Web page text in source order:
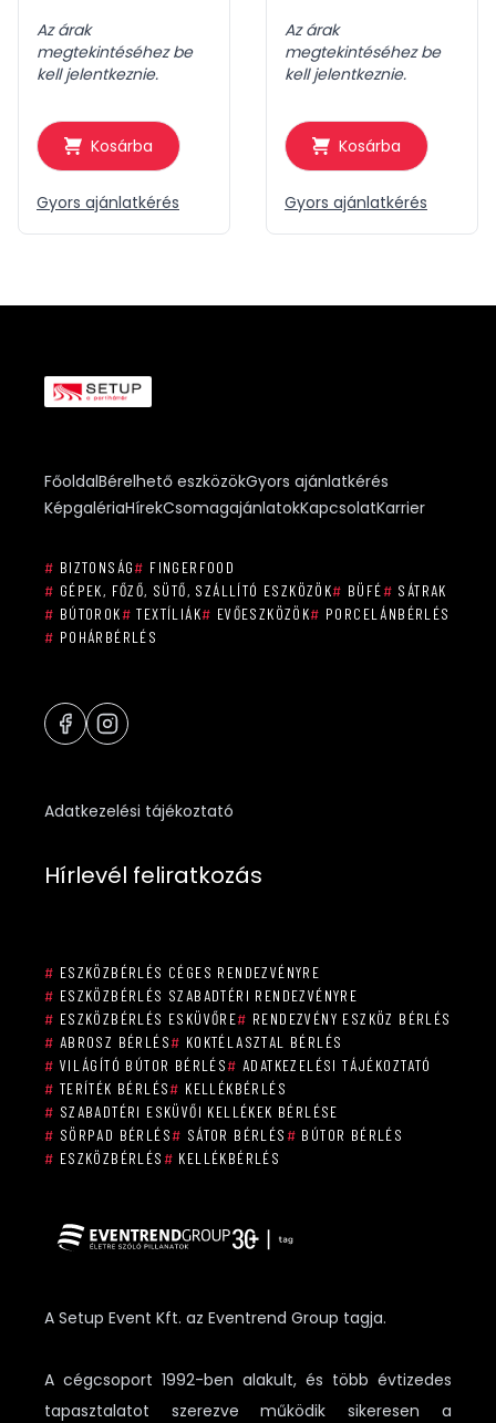
Az árak
megtekintéséhez be
kell jelentkeznie.
Kosárba
Gyors ajánlatkérés
Az árak
megtekintéséhez be
kell jelentkeznie.
Kosárba
Gyors ajánlatkérés
FőoldalBérelhető eszközökGyors ajánlatkérés
KépgalériaHírekCsomagajánlatokKapcsolatKarrier
# BIZTONSÁG# FINGERFOOD
# GÉPEK, FŐZŐ, SÜTŐ, SZÁLLÍTÓ ESZKÖZÖK# BÜFÉ# SÁTRAK
# BÚTOROK# TEXTÍLIÁK# EVŐESZKÖZÖK# PORCELÁNBÉRLÉS
# POHÁRBÉRLÉS
Adatkezelési tájékoztató
Hírlevél feliratkozás
# ESZKÖZBÉRLÉS CÉGES RENDEZVÉNYRE
# ESZKÖZBÉRLÉS SZABADTÉRI RENDEZVÉNYRE
# ESZKÖZBÉRLÉS ESKÜVŐRE# RENDEZVÉNY ESZKÖZ BÉRLÉS
# ABROSZ BÉRLÉS# KOKTÉLASZTAL BÉRLÉS
# VILÁGÍTÓ BÚTOR BÉRLÉS# ADATKEZELÉSI TÁJÉKOZTATÓ
# TERÍTÉK BÉRLÉS# KELLÉKBÉRLÉS
# SZABADTÉRI ESKÜVŐI KELLÉKEK BÉRLÉSE
# SÖRPAD BÉRLÉS# SÁTOR BÉRLÉS# BÚTOR BÉRLÉS
# ESZKÖZBÉRLÉS# KELLÉKBÉRLÉS
A Setup Event Kft. az Eventrend Group tagja.
A cégcsoport 1992-ben alakult, és több évtizedes
tapasztalatot szerezve működik sikeresen a